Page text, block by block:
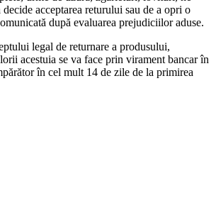
acceptarea returului sau de a opri o
după evaluarea prejudiciilor aduse.
legal de returnare a produsului,
acestuia se va face prin virament bancar în
în cel mult 14 de zile de la primirea